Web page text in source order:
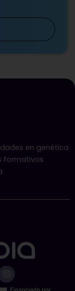
en genética
formativos
I
n
s